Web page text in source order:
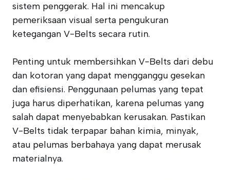
sistem penggerak. Hal ini mencakup
pemeriksaan visual serta pengukuran
ketegangan V-Belts secara rutin.
Penting untuk membersihkan V-Belts dari debu
dan kotoran yang dapat mengganggu gesekan
dan efisiensi. Penggunaan pelumas yang tepat
juga harus diperhatikan, karena pelumas yang
salah dapat menyebabkan kerusakan. Pastikan
V-Belts tidak terpapar bahan kimia, minyak,
atau pelumas berbahaya yang dapat merusak
materialnya.